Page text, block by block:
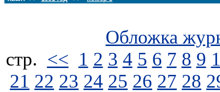
Обложка
стp. << 1 2 3 4 5 6 7 8 9
21 22 23 24 25 26 27 28